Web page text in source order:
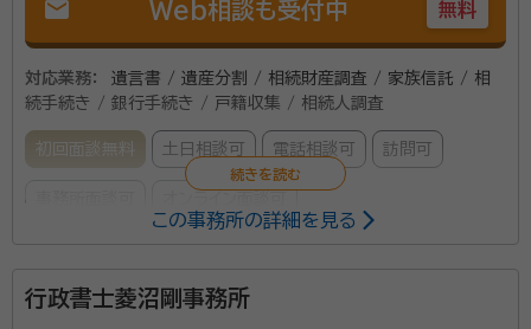
mail Web相談も受付中 無料
対応業務：
遺言書 / 遺産分割 / 相続財産調査 / 家族信託 / 相
続手続き / 銀行手続き / 戸籍収集 / 相続人調査
初回面談無料 土日相談可 電話相談可 訪問可
菅野 勝（カンノ マサル）
行政書士・二級建築士・宅地建物取引士、
この事務所の詳細を見る
行政書士菱沼剛事務所